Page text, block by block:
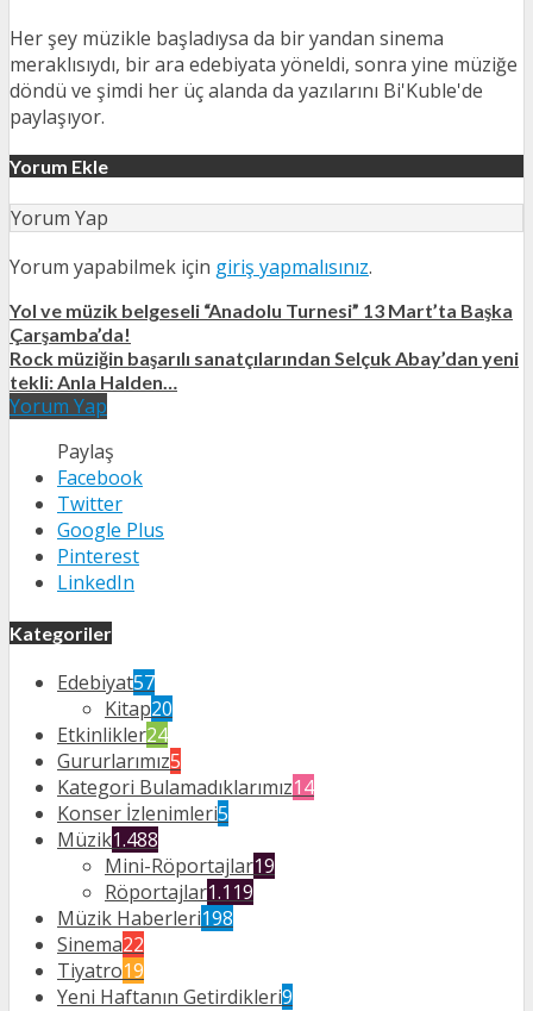
Her şey müzikle başladıysa da bir yandan sinema
meraklısıydı, bir ara edebiyata yöneldi, sonra yine müziğe
döndü ve şimdi her üç alanda da yazılarını Bi'Kuble'de
paylaşıyor.
Yorum Ekle
Yorum Yap
Yorum yapabilmek için giriş yapmalısınız.
Yol ve müzik belgeseli “Anadolu Turnesi” 13 Mart’ta Başka
Çarşamba’da!
Rock müziğin başarılı sanatçılarından Selçuk Abay’dan yeni
tekli: Anla Halden…
Yorum Yap
Paylaş
Facebook
Twitter
Google Plus
Pinterest
LinkedIn
Kategoriler
Edebiyat57
Kitap20
Etkinlikler24
Gururlarımız5
Kategori Bulamadıklarımız14
Konser İzlenimleri5
Müzik1.488
Mini-Röportajlar19
Röportajlar1.119
Müzik Haberleri198
Sinema22
Tiyatro19
Yeni Haftanın Getirdikleri9